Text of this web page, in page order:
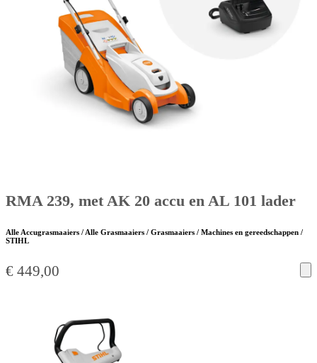
RMA 239, met AK 20 accu en AL 101 lader
Alle Accugrasmaaiers / Alle Grasmaaiers / Grasmaaiers / Machines en gereedschappen /
STIHL
€ 449,00